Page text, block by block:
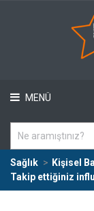
MENÜ
Sağlık
Kişisel
Takip ettiğiniz